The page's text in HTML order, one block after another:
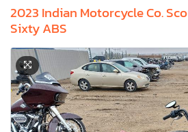
2023 Indian Motorcycle Co.
Sixty ABS